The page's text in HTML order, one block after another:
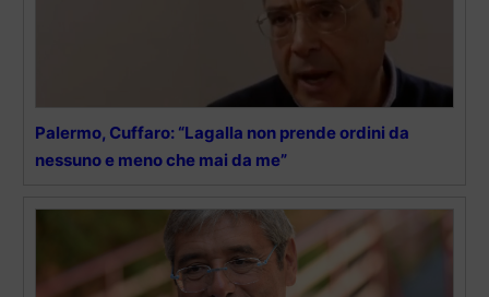
Palermo, Cuffaro: “Lagalla non prende ordini da
nessuno e meno che mai da me”